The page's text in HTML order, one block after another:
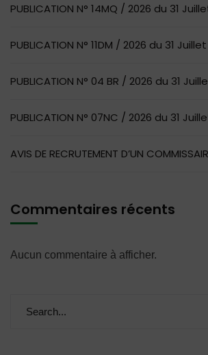
PUBLICATION N° 14MQ / 2026 du 31
PUBLICATION N° 11DM / 2026 du 31
PUBLICATION N° 04 BR / 2026 du 31
PUBLICATION N° 07NC / 2026 du 31
AVIS DE RECRUTEMENT D’UN
Commentaires récents
Aucun commentaire à afficher.